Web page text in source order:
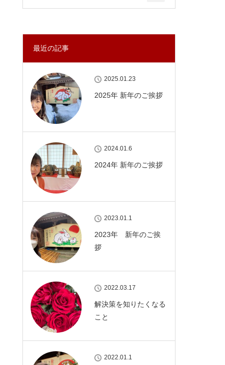
最近の記事
2025.01.23
2025年 新年のご挨拶
2024.01.6
2024年 新年のご挨拶
2023.01.1
2023年 新年のご挨
拶
2022.03.17
解決策を知りたくなる
こと
2022.01.1